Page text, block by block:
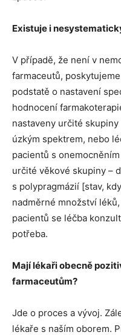
Existuje i
V případě, že není v
farmaceutů,
podstatě o nastavení
hodnocení
nastaveny určité
úzkým spektrem, nebo
pacientů s
určité věkové skupiny –
s polypragmázií [stav,
nadměrné množství
pacientů se léčba
potřeba.
Mají lékaři obecně
farmaceutům?
Jde o proces a vývoj.
lékaře s naším oborem.